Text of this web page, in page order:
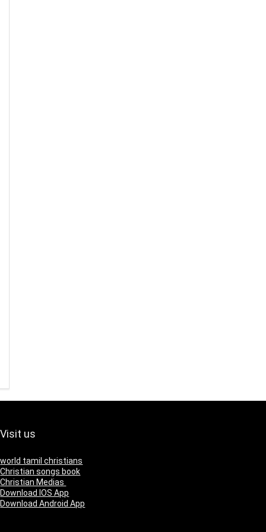
Visit us
world tamil christians
Christian songs book
Christian Medias
Download IOS App
Download Android App